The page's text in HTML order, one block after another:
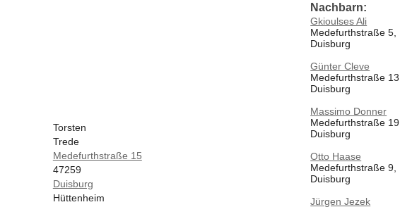
Torsten
Trede
Medefurthstraße 15
47259
Duisburg
Hüttenheim
Nachbarn:
Gkioulses Ali
Medefurthstraße 5,
Duisburg
Günter Cleve
Medefurthstraße 13,
Duisburg
Massimo Donner
Medefurthstraße 19,
Duisburg
Otto Haase
Medefurthstraße 9,
Duisburg
Jürgen Jezek